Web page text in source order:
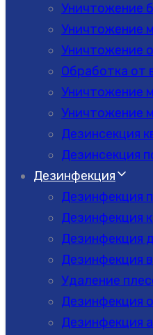
Уничтожение
Уничтожение
Уничтожение
Обработка от
Уничтожение
Уничтожение
Дезинсекция
Дезинсекция
Дезинфекция
Дезинфекция
Дезинфекция
Дезинфекция
Дезинфекция
Удаление
Дезинфекция
Дезинфекция